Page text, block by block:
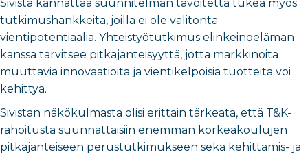
Sivista kannattaa suunnitelman tavoitetta tukea myös
tutkimushankkeita, joilla ei ole välitöntä
vientipotentiaalia. Yhteistyötutkimus elinkeinoelämän
kanssa tarvitsee pitkäjänteisyyttä, jotta markkinoita
muuttavia innovaatioita ja vientikelpoisia tuotteita voi
kehittyä.
Sivistan näkökulmasta olisi erittäin tärkeätä, että T&K-
rahoitusta suunnattaisiin enemmän korkeakoulujen
pitkäjänteiseen perustutkimukseen sekä kehittämis- ja